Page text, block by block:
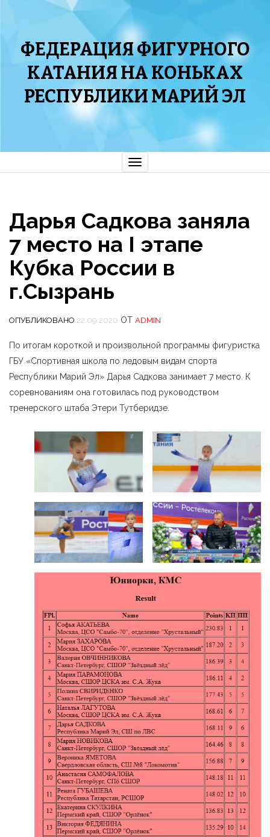
ФЕДЕРАЦИЯ ФИГУРНОГО
КАТАНИЯ НА КОНЬКАХ
РЕСПУБЛИКИ МАРИЙ ЭЛ
Показать/
Скрыть
Дарья Садкова заняла
7 место на I этапе
Кубка России в
г.Сызрань
ОПУБЛИКОВАНО 22.09.2020 ОТ ADMIN
По итогам короткой и произвольной программы фигуристка
ГБУ «Спортивная школа по ледовым видам спорта
Республики Марий Эл» Дарья Садкова занимает 7 место. К
соревнованиям она готовилась под руководством
тренерского штаба Этери Тутберидзе.